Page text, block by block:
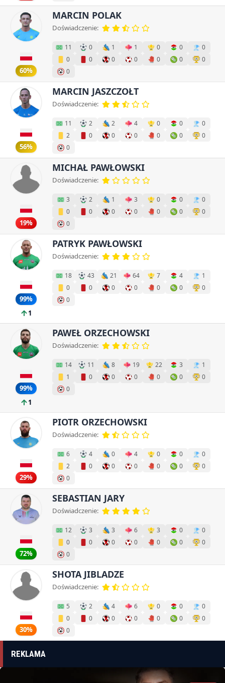
60%
MARCIN POLAK
Doświadczenie:
11 0 1 1 0 0
0
0
0 0 0 0 0
0
0
56%
MARCIN JASZCZOŁT
Doświadczenie:
11 2 2 4 0 0
0
2
0 0 0 0 0
0
0
19%
MICHAŁ PAWŁOWSKI
Doświadczenie:
3 2 1 3 0 0
0
0
0 0 0 0 0
0
0
99%
1
PATRYK PAWŁOWSKI
Doświadczenie:
18 43 21 64 7 4
1
0
0 0 0 0 0
0
0
99%
1
PAWEŁ ORZECHOWSKI
Doświadczenie:
14 11 8 19 22 3
1
1
0 0 0 0 0
0
0
29%
PIOTR ORZECHOWSKI
Doświadczenie:
6 4 0 4 0 0
0
2
0 0 0 0 0
0
0
72%
SEBASTIAN JARY
Doświadczenie:
12 3 3 6 3 0
0
0
0 0 0 0 0
0
0
30%
SHOTA JIBLADZE
Doświadczenie:
5 2 4 6 0 0
0
0
0 0 0 0 0
0
0
REKLAMA